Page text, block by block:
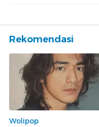
Rekomendasi
Wolipop